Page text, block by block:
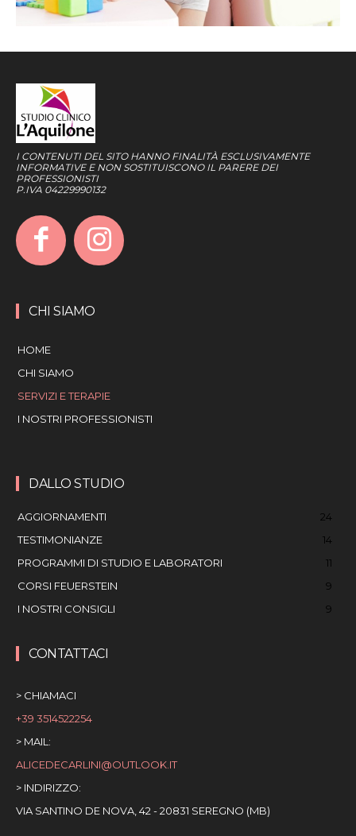
I CONTENUTI DEL SITO HANNO FINALITÀ ESCLUSIVAMENTE
INFORMATIVE E NON SOSTITUISCONO IL PARERE DEI
PROFESSIONISTI
P.IVA 04229990132
CHI SIAMO
HOME
CHI SIAMO
SERVIZI E TERAPIE
I NOSTRI PROFESSIONISTI
DALLO STUDIO
AGGIORNAMENTI
24
TESTIMONIANZE
14
PROGRAMMI DI STUDIO E LABORATORI
11
CORSI FEUERSTEIN
9
I NOSTRI CONSIGLI
9
CONTATTACI
> CHIAMACI
+39 3514522254
> MAIL:
ALICEDECARLINI@OUTLOOK.IT
> INDIRIZZO:
VIA SANTINO DE NOVA, 42 - 20831 SEREGNO (MB)